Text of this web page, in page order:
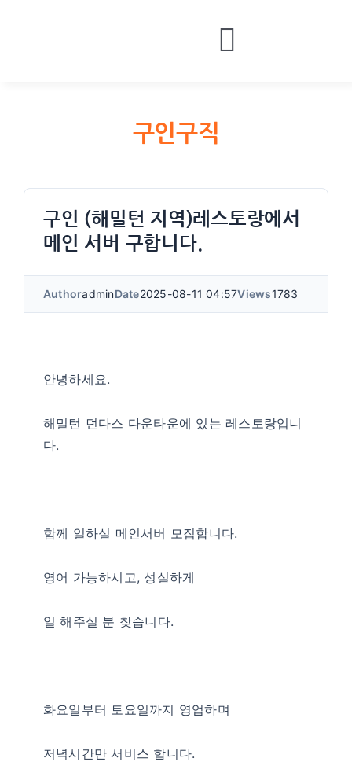
Toggle
MONEY
LOGIN
구인구직
구인 (해밀턴 지역)레스토랑에서
메인 서버 구합니다.
AuthoradminDate2025-08-11 04:57Views1783
안녕하세요.
해밀턴 던다스 다운타운에 있는 레스토랑입니
다.
함께 일하실 메인서버 모집합니다.
영어 가능하시고, 성실하게
일 해주실 분 찾습니다.
화요일부터 토요일까지 영업하며
저녁시간만 서비스 합니다.